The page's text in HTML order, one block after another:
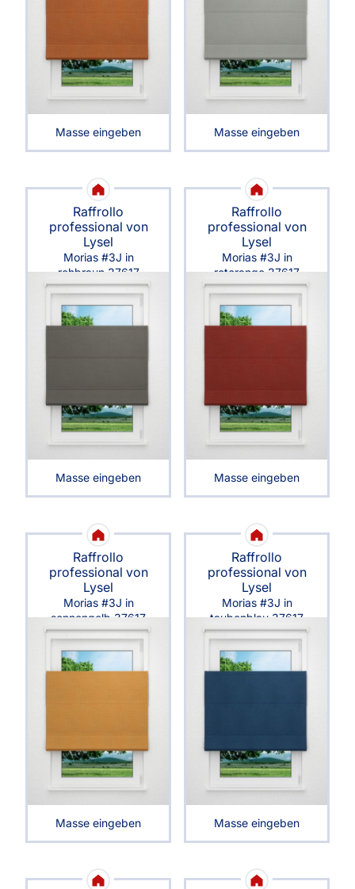
Masse eingeben Masse eingeben
Raffrollo
professional von
Lysel
Morias #3J in
rehbraun 37617
Masse eingeben
Raffrollo
professional von
Lysel
Morias #3J in
rotorange 37617
Masse eingeben
Raffrollo
professional von
Lysel
Morias #3J in
sonnengelb 37617
Masse eingeben
Raffrollo
professional von
Lysel
Morias #3J in
taubenblau 37617
Masse eingeben